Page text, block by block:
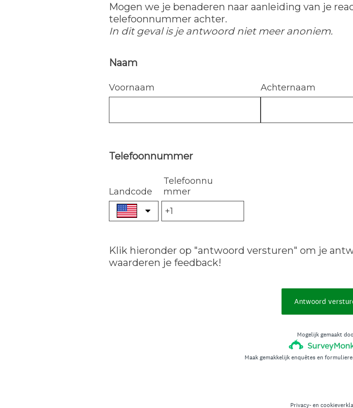
Mogen we je benaderen naar aanleiding van je
telefoonnummer achter.
In dit geval is je antwoord niet meer anoniem.
Question
Naam
Voornaam Achternaam
Question
Telefoonnummer
Landcode
Telefoonnu
mmer
Klik hieronder op "antwoord versturen" om je
waarderen je feedback!
Antwoord
Mogelijk gemaakt
Maak gemakkelijk enquêtes en
Privacy-en